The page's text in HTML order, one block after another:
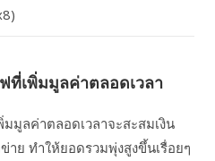
ที่เพิ่มมูลค่าตลอดเวลา
มูลค่าตลอดเวลาจะสะสมเงิน
าย ทำให้ยอดรวมพุ่งสูงขึ้นเรื่อยๆ